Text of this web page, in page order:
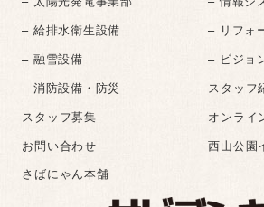
– 給排水衛生設備
– リフォ
– 融雪設備
– ビジョ
– 消防設備・防災
スタッフ
スタッフ募集
オンライ
お問い合わせ
西山公園
さばにゃん本舗